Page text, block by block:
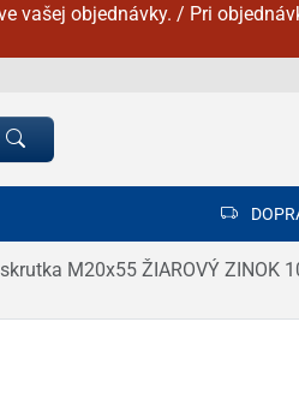
vašej objednávky. / Pri
skrutka M20x55 ŽIAROVÝ ZINOK 10.9